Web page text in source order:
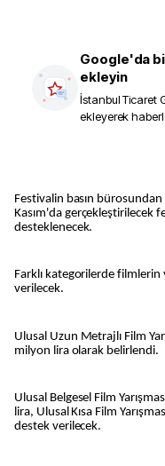
Google'da
ekleyin
İstanbul Ticaret
ekleyerek
Festivalin basın bürosundan yapılan açıklamaya göre, bu yıl 24 Ekim-2
Kasım'da gerçekleştirilecek
desteklenecek.
Farklı kategorilerde filmlerin
verilecek.
Ulusal Uzun Metrajlı Film
milyon lira olarak belirlendi.
Ulusal Belgesel Film
lira, Ulusal Kısa Film
destek verilecek.